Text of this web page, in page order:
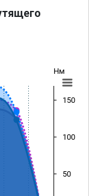
Нм
50
100
150